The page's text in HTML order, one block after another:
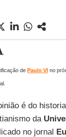
de Paulo VIno
é do
da
no jornal